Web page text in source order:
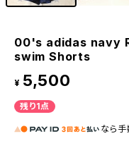
00's adidas navy
swim Shorts
¥ 5,500
残り1点
なら 手